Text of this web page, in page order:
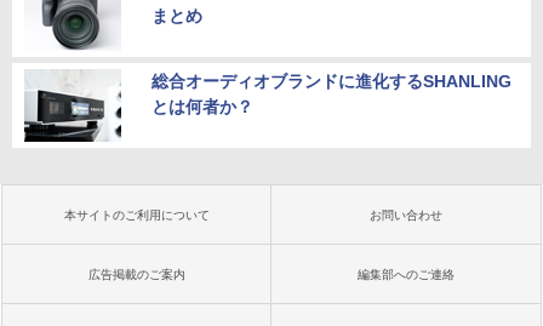
まとめ
総合オーディオブランドに進化するSHANLING
とは何者か？
本サイトのご利用について お問い合わせ
広告掲載のご案内 編集部へのご連絡